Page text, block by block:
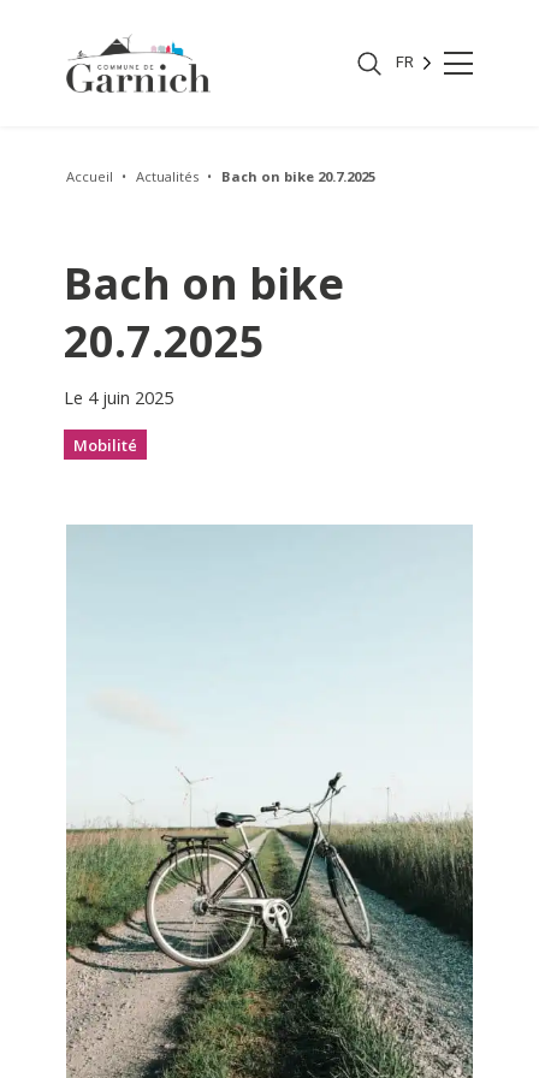
FR
Accueil Actualités Bach on bike 20.7.2025
Bach on bike
20.7.2025
Le 4 juin 2025
Mobilité